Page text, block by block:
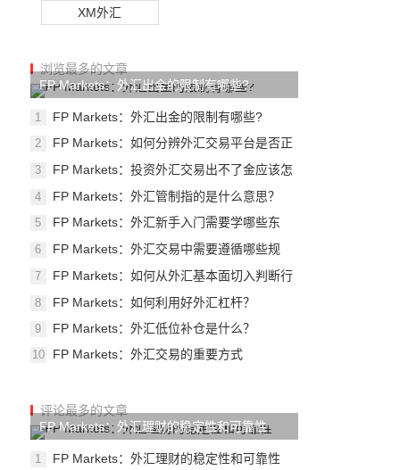
XM外汇
浏览最多的文章
FP Markets：外汇出金的限制有哪些?
1 FP Markets：外汇出金的限制有哪些?
2
FP Markets：如何分辨外汇交易平台是否正
3
FP Markets：投资外汇交易出不了金应该怎
4 FP Markets：外汇管制指的是什么意思？
5
FP Markets：外汇新手入门需要学哪些东
6
FP Markets：外汇交易中需要遵循哪些规
7
FP Markets：如何从外汇基本面切入判断行
8 FP Markets：如何利用好外汇杠杆？
9 FP Markets：外汇低位补仓是什么？
10 FP Markets：外汇交易的重要方式
评论最多的文章
FP Markets：外汇理财的稳定性和可靠性
1 FP Markets：外汇理财的稳定性和可靠性